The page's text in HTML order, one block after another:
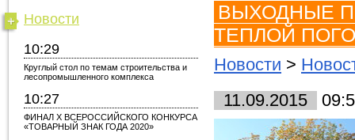
Новости
10:29
Круглый стол по темам строительства и
лесопромышленного комплекса
10:27
ФИНАЛ X ВСЕРОССИЙСКОГО КОНКУРСА
«ТОВАРНЫЙ ЗНАК ГОДА 2020»
ВЫХОДНЫЕ
ТЕПЛОЙ
Новости >
11.09.2015